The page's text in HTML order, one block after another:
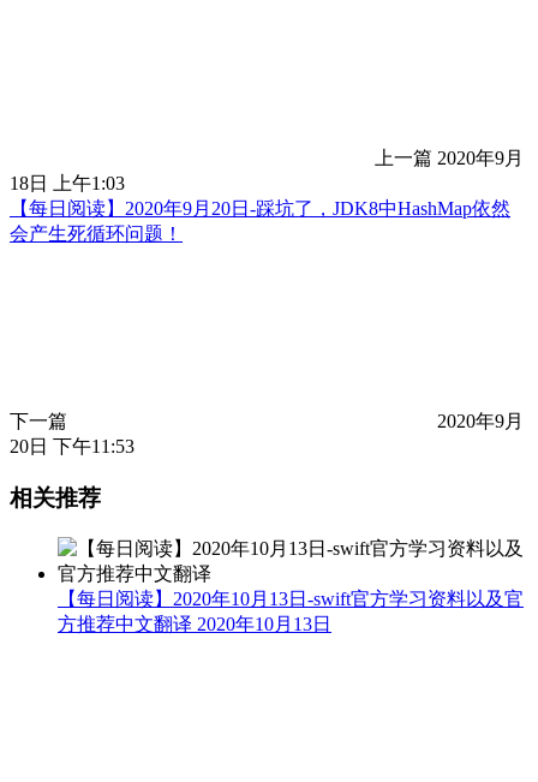
上一篇 2020年9月
18日 上午1:03
【每日阅读】2020年9月20日-踩坑了，JDK8中HashMap依然
会产生死循环问题！
下一篇
2020年9月
20日 下午11:53
相关推荐
【每日阅读】2020年10月13日-swift官方学习资料以及官
方推荐中文翻译 2020年10月13日